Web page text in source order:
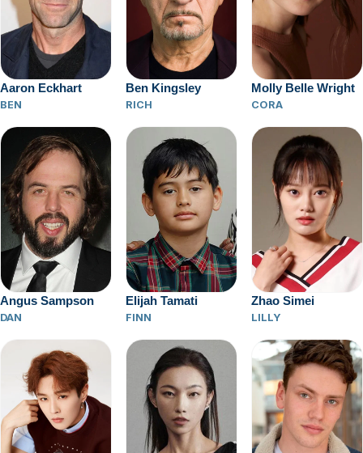
Aaron Eckhart
BEN
Ben Kingsley
RICH
Molly Belle Wright
CORA
Angus Sampson
DAN
Elijah Tamati
FINN
Zhao Simei
LILLY